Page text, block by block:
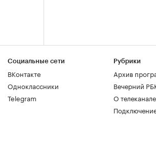
Социальные сети
ВКонтакте
Одноклассники
Telegram
Рубрики
Архив
Вечерний
О телеканале